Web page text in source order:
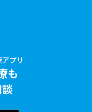
プリ
も